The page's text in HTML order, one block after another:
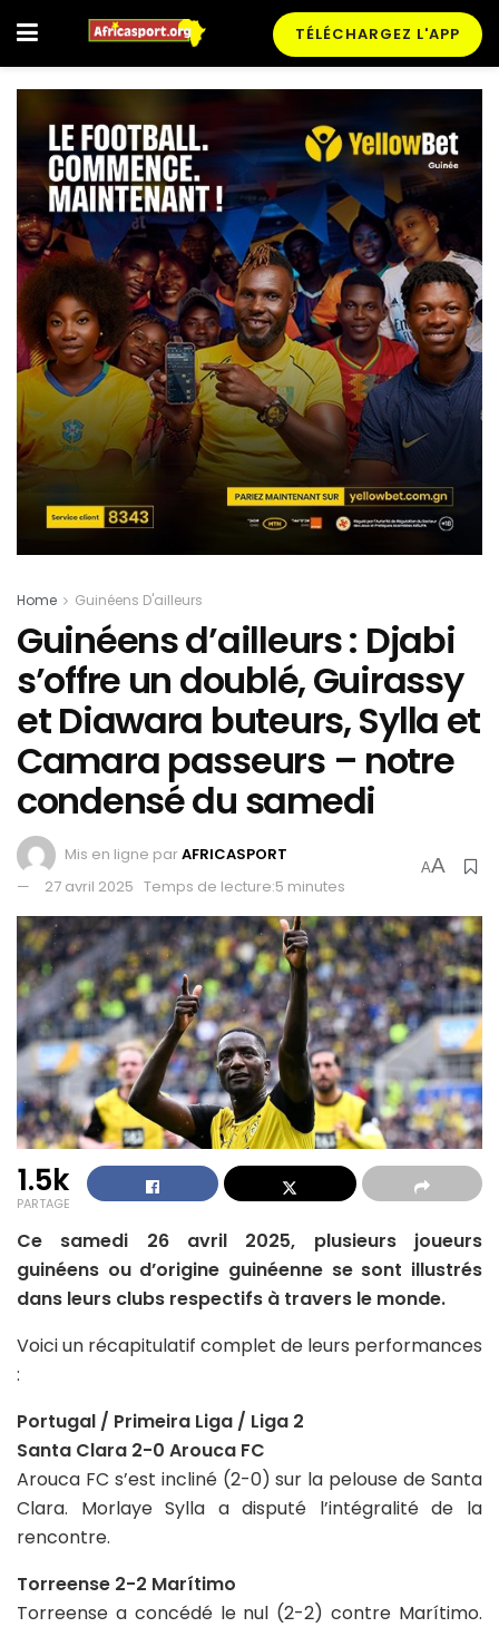
TÉLÉCHARGEZ L'APP
Home Guinéens D'ailleurs
Guinéens d’ailleurs : Djabi
s’offre un doublé, Guirassy
et Diawara buteurs, Sylla et
Camara passeurs – notre
condensé du samedi
Mis en ligne parAFRICASPORT
27 avril 2025 Temps de lecture:5 minutes
AA
1.5k
PARTAGE
Ce samedi 26 avril 2025, plusieurs joueurs
guinéens ou d’origine guinéenne se sont illustrés
dans leurs clubs respectifs à travers le monde.
Voici un récapitulatif complet de leurs performances
:
Portugal / Primeira Liga / Liga 2
Santa Clara 2-0 Arouca FC
Arouca FC s’est incliné (2-0) sur la pelouse de Santa
Clara. Morlaye Sylla a disputé l’intégralité de la
rencontre.
Torreense 2-2 Marítimo
Torreense a concédé le nul (2-2) contre Marítimo.